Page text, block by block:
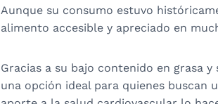
Aunque su consumo estuvo
alimento accesible y apreciado en
Gracias a su bajo contenido en grasa
una opción ideal para quienes buscan